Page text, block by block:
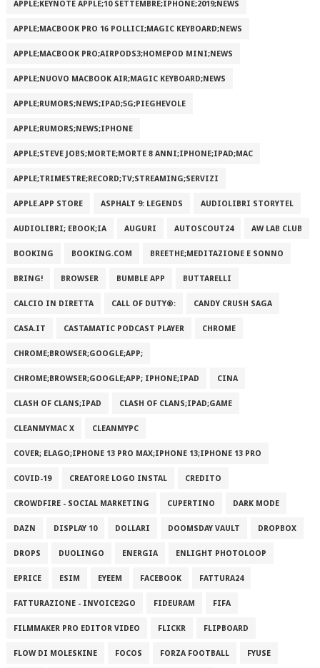
APPLE;KEYNOTE APPLE;10 SETTEMBRE;IPHONE;2019;NEWS
APPLE;MACBOOK PRO 16 POLLICI;MAGIC KEYBOARD;NEWS
APPLE;MACBOOK PRO;AIRPODS3;HOMEPOD MINI;NEWS
APPLE;NUOVO MACBOOK AIR;MAGIC KEYBOARD;NEWS
APPLE;RUMORS;NEWS;IPAD;5G;PIEGHEVOLE
APPLE;RUMORS;NEWS;IPHONE
APPLE;STEVE JOBS;MORTE;MORTE 8 ANNI;IPHONE;IPAD;MAC
APPLE;TRIMESTRE;RECORD;TV;STREAMING;SERVIZI
APPLE.APP STORE ASPHALT 9: LEGENDS AUDIOLIBRI STORYTEL
AUDIOLIBRI; EBOOK;IA AUGURI AUTOSCOUT24 AW LAB CLUB
BOOKING BOOKING.COM BREETHE;MEDITAZIONE E SONNO
BRING! BROWSER BUMBLE APP BUTTARELLI
CALCIO IN DIRETTA CALL OF DUTY®: CANDY CRUSH SAGA
CASA.IT CASTAMATIC PODCAST PLAYER CHROME
CHROME;BROWSER;GOOGLE;APP;
CHROME;BROWSER;GOOGLE;APP; IPHONE;IPAD CINA
CLASH OF CLANS;IPAD CLASH OF CLANS;IPAD;GAME
CLEANMYMAC X CLEANMYPC
COVER; ELAGO;IPHONE 13 PRO MAX;IPHONE 13;IPHONE 13 PRO
COVID-19 CREATORE LOGO INSTAL CREDITO
CROWDFIRE - SOCIAL MARKETING CUPERTINO DARK MODE
DAZN DISPLAY 10 DOLLARI DOOMSDAY VAULT DROPBOX
DROPS DUOLINGO ENERGIA ENLIGHT PHOTOLOOP
EPRICE ESIM EYEEM FACEBOOK FATTURA24
FATTURAZIONE - INVOICE2GO FIDEURAM FIFA
FILMMAKER PRO EDITOR VIDEO FLICKR FLIPBOARD
FLOW DI MOLESKINE FOCOS FORZA FOOTBALL FYUSE